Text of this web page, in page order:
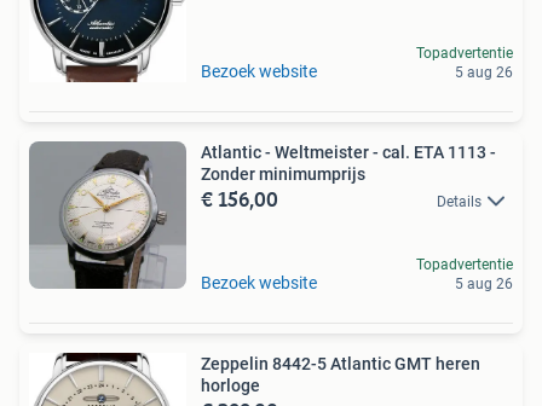
Bezoek website
Topadvertentie
5 aug 26
Atlantic - Weltmeister - cal. ETA 1113 -
Zonder minimumprijs
€ 156,00 Details
Bezoek website
Topadvertentie
5 aug 26
Zeppelin 8442-5 Atlantic GMT heren
horloge